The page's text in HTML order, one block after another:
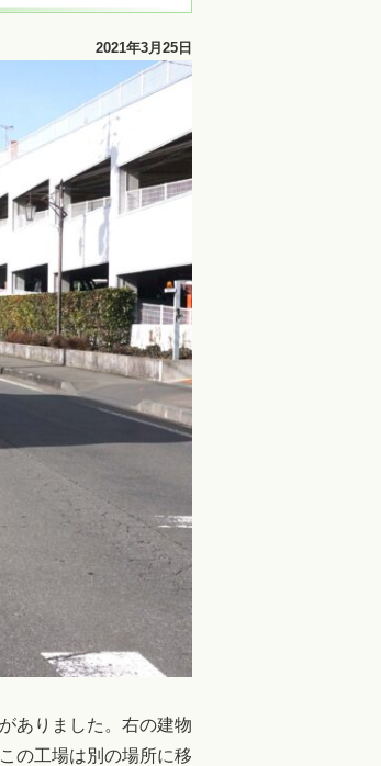
2021年3月25日
ありました。右の建物
この工場は別の場所に移